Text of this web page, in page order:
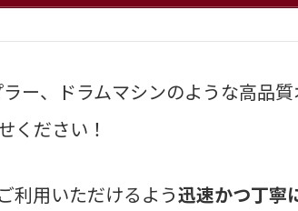
ー、ドラムマシンのような高品
ください！
利用いただけるよう迅速かつ丁寧